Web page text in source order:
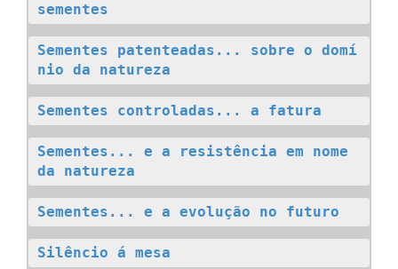
sementes
Sementes patenteadas... sobre o domí
nio da natureza
Sementes controladas... a fatura
Sementes... e a resistência em nome
da natureza
Sementes... e a evolução no futuro
Silêncio á mesa